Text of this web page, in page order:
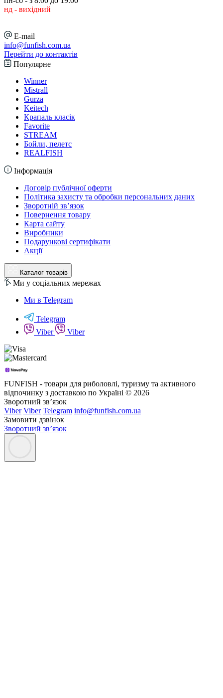
нд - вихідний
E-mail
info@funfish.com.ua
Перейти до контактів
Популярне
Winner
Mistrall
Gurza
Keitech
Крапаль класік
Favorite
STREAM
Бойли, пелетс
REALFISH
Інформація
Договір публічної оферти
Політика захисту та обробки персональних даних
Зворотній зв’язок
Повернення товару
Карта сайту
Виробники
Подарункові сертифікати
Акції
Каталог товарів
Ми у соціальних мережах
Ми в Telegram
Telegram
Viber
Viber
FUNFISH - товари для риболовлі, туризму та активного
відпочинку з доставкою по Україні © 2026
Зворотний зв’язок
Viber Viber Telegram info@funfish.com.ua
Замовити дзвінок
Зворотний зв’язок